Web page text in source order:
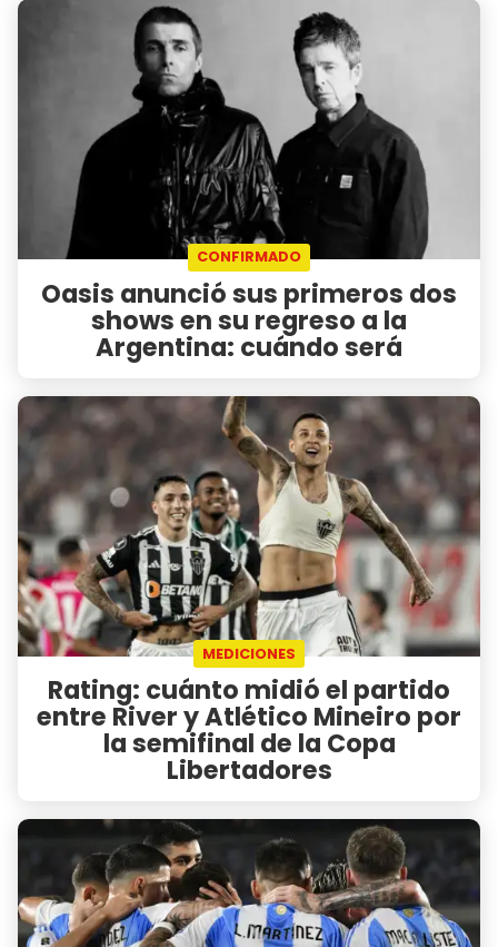
CONFIRMADO
Oasis anunció sus primeros dos
shows en su regreso a la
Argentina: cuándo será
MEDICIONES
Rating: cuánto midió el partido
entre River y Atlético Mineiro por
la semifinal de la Copa
Libertadores